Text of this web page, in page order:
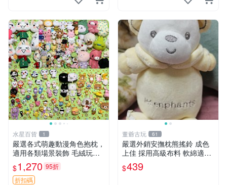
水星百貨 1
嚴選各式萌趣動漫角色抱枕，
適用各類場景裝飾 毛絨玩
具、卡通抱枕、趣味玩偶
$1,270 95折
折扣碼
董爺古玩 61
嚴選外銷安撫枕熊搖鈴 成色
上佳 採用高級布料 軟綿適合
收藏 安心選購 安撫枕 熊玩具
搖鈴
$439